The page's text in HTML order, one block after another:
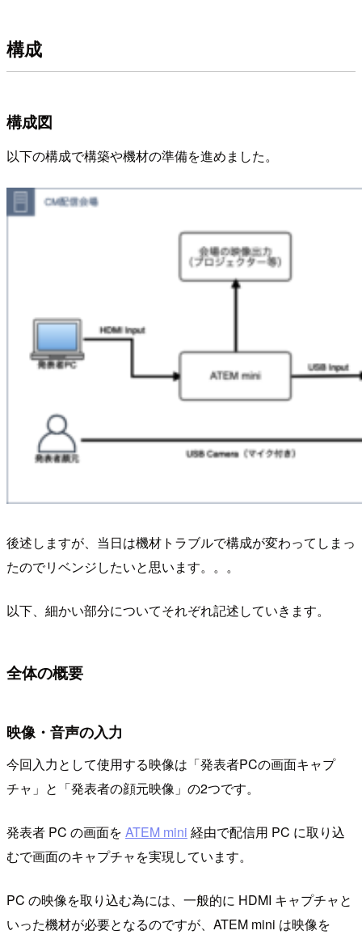
構成
構成図
以下の構成で構築や機材の準備を進めました。
後述しますが、当日は機材トラブルで構成が変わってしまっ
たのでリベンジしたいと思います。。。
以下、細かい部分についてそれぞれ記述していきます。
全体の概要
映像・音声の入力
今回入力として使用する映像は「発表者PCの画面キャプ
チャ」と「発表者の顔元映像」の2つです。
発表者 PC の画面を ATEM mini 経由で配信用 PC に取り込
むで画面のキャプチャを実現しています。
PC の映像を取り込む為には、一般的に HDMI キャプチャと
いった機材が必要となるのですが、ATEM mini は映像を